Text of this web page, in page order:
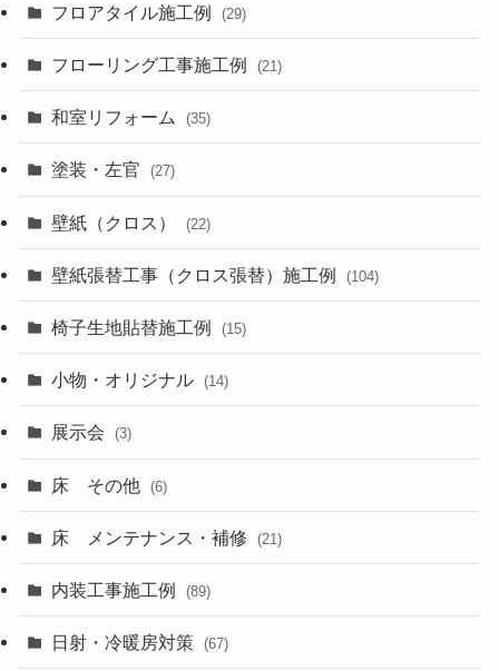
フロアタイル施工例 (29)
フローリング工事施工例 (21)
和室リフォーム (35)
塗装・左官 (27)
壁紙（クロス） (22)
壁紙張替工事（クロス張替）施工例 (104)
椅子生地貼替施工例 (15)
小物・オリジナル (14)
展示会 (3)
床 その他 (6)
床 メンテナンス・補修 (21)
内装工事施工例 (89)
日射・冷暖房対策 (67)